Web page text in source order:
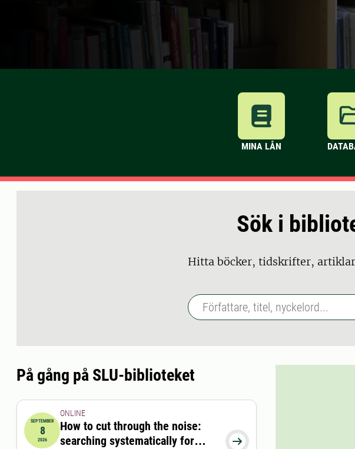
MINA LÅN
Sök i
Hitta böcker, tidskrifter,
På gång på SLU-biblioteket
2026-09-08 12:15:00till2026-09-08 13:00:00
SEPTEMBER
8
2026 
ONLINE
How to cut through the noise:
searching systematically for